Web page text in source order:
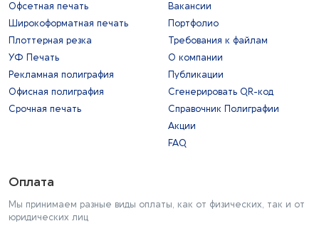
Офсетная печать
Широкоформатная печать
Плоттерная резка
УФ Печать
Рекламная полиграфия
Офисная полиграфия
Срочная печать
Вакансии
Портфолио
Требования к файлам
О компании
Публикации
Сгенерировать QR-код
Справочник Полиграфии
Акции
FAQ
Оплата
Мы принимаем разные виды оплаты, как от физических, так и от
юридических лиц